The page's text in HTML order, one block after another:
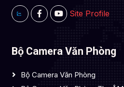
Site Profile
Bộ Camera Văn Phòng
Bộ Camera Văn Phòng